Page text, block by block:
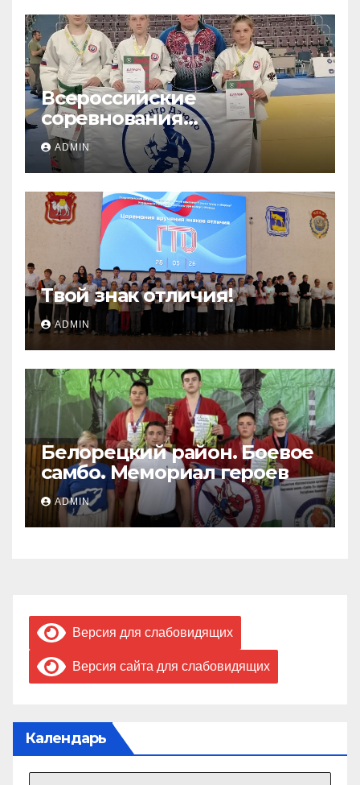
Всероссийские
соревнования
«ЛОКОДЗЮДО»!
ADMIN
Твой знак отличия!
ADMIN
Белорецкий район. Боевое
самбо. Мемориал героев
ADMIN
Версия для слабовидящих
Версия сайта для слабовидящих
Календарь